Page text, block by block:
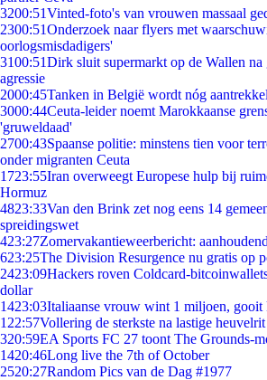
3200:51Vinted-foto's van vrouwen massaal
2300:51Onderzoek naar flyers met
oorlogsmisdadigers'
3100:51Dirk sluit supermarkt op de Wallen na
agressie
2000:45Tanken in België wordt nóg
3000:44Ceuta-leider noemt Marokkaanse
'gruweldaad'
2700:43Spaanse politie: minstens tien voor
onder migranten Ceuta
1723:55Iran overweegt Europese hulp bij
Hormuz
4823:33Van den Brink zet nog eens 14
spreidingswet
423:27Zomervakantieweerbericht:
623:25The Division Resurgence nu gratis op
2423:09Hackers roven Coldcard-
dollar
1423:03Italiaanse vrouw wint 1 miljoen, gooit
1 22:57Vollering de sterkste na lastige heuvelrit
320:59EA Sports FC 27 toont The Grounds-
1420:46Long live the 7th of October
2520:27Random Pics van de Dag #1977